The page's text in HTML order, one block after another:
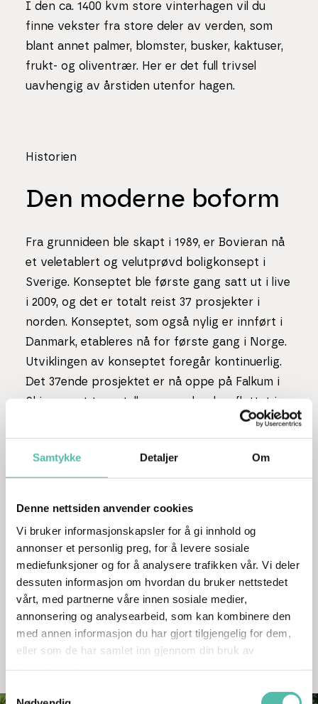
Samtykke Detaljer Om
Denne nettsiden anvender cookies
Vi bruker informasjonskapsler for å gi innhold og
annonser et personlig preg, for å levere sosiale
mediefunksjoner og for å analysere trafikken vår. Vi deler
dessuten informasjon om hvordan du bruker nettstedet
vårt, med partnerne våre innen sosiale medier,
annonsering og analysearbeid, som kan kombinere den
med annen informasjon du har gjort tilgjengelig for dem,
eller som de har samlet inn gjennom din bruk av
I den ca. 1400 kvm store vinterhagen vil du
finne vekster fra store deler av verden, som
blant annet palmer, blomster, busker, kaktuser,
frukt- og oliventrær. Her er det full trivsel
uavhengig av årstiden utenfor hagen.
Historien
Den moderne boform
Fra grunnideen ble skapt i 1989, er Bovieran nå
et veletablert og velutprøvd boligkonsept i
Sverige. Konseptet ble første gang satt ut i live
i 2009, og det er totalt reist 37 prosjekter i
norden. Konseptet, som også nylig er innført i
Danmark, etableres nå for første gang i Norge.
Utviklingen av konseptet foregår kontinuerlig.
Det 37ende prosjektet er nå oppe på Falkum i
Skien og et tusentalls mennesker har flyttet inn
i en Bovieran-leilighet, der fellesskap og
komfort alltid er i fokus.
I tillegg til å kunne nyte godt sosialt samvær
kjøkken/selskapslokale og badstu, være
tilgjengelig. Men vi skaper også avkoblende
arealer der du kan nyte litt egentid. Målet er å
bidra til en forandring i byer og menneskers liv
ved å tilby et alternativ som representerer noe
nytt og verdifullt. Dette er boliger du skal glede
deg til å komme hjem til!